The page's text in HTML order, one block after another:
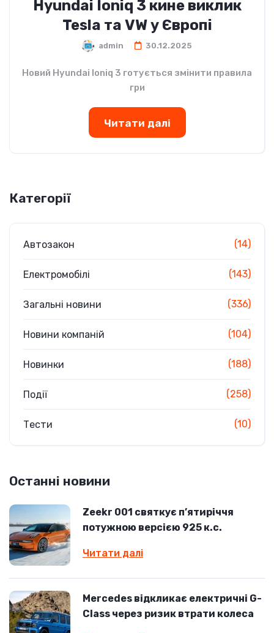
Hyundai Ioniq 3 кине виклик
Tesla та VW у Європі
admin 30.12.2025
Новий Hyundai Ioniq 3 готується змінити правила
гри
Читати далі
Категорії
Автозакон (14)
Електромобілі (143)
Загальні новини (336)
Новини компаній (104)
Новинки (188)
Події (258)
Тести (10)
Останні новини
Zeekr 001 святкує п’ятиріччя
потужною версією 925 к.с.
Читати далі
Mercedes відкликає електричні G-
Class через ризик втрати колеса